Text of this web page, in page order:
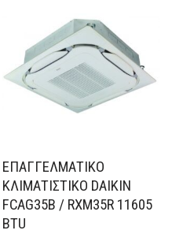
ΕΠΑΓΓΕΛΜΑΤΙΚΌ
ΚΛΙΜΑΤΙΣΤΙΚΌ DAIKIN
FCAG35B / RXM35R 11605
BTU